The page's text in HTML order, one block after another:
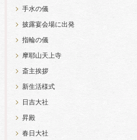
手水の儀
披露宴会場に出発
指輪の儀
摩耶山天上寺
斎主挨拶
新生活様式
日吉大社
昇殿
春日大社